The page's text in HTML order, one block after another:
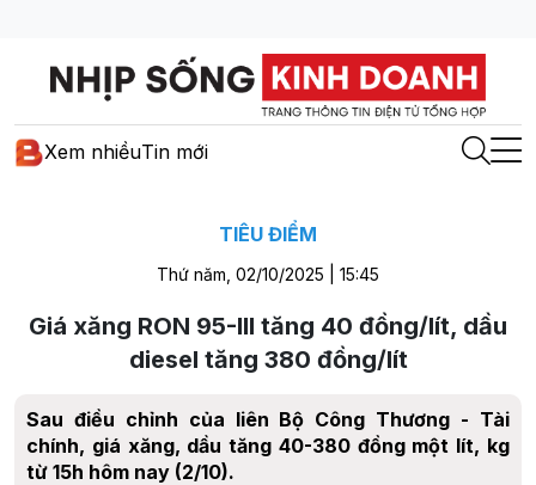
Xem nhiềuTin mới
TIÊU ĐIỂM
Thứ năm, 02/10/2025 | 15:45
Giá xăng RON 95-III tăng 40 đồng/lít, dầu
diesel tăng 380 đồng/lít
Sau điều chỉnh của liên Bộ Công Thương - Tài
chính, giá xăng, dầu tăng 40-380 đồng một lít, kg
từ 15h hôm nay (2/10).